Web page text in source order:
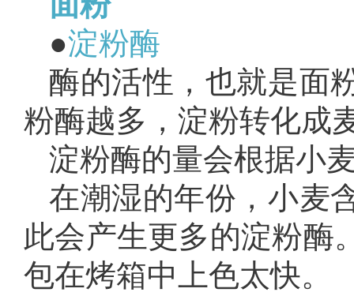
●淀粉酶
酶的活性，也就是面
粉酶越多，淀粉转化成
淀粉酶的量会根据小
在潮湿的年份，小麦
此会产生更多的淀粉酶
包在烤箱中上色太快。